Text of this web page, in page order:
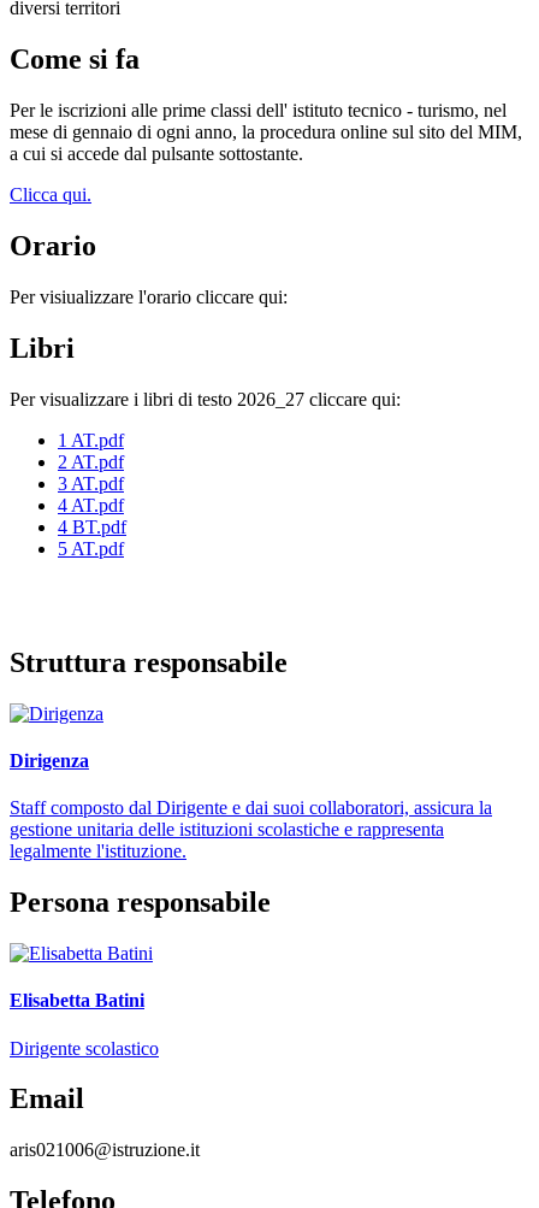
diversi territori
Come si fa
Per le iscrizioni alle prime classi dell' istituto tecnico - turismo, nel
mese di gennaio di ogni anno, la procedura online sul sito del MIM,
a cui si accede dal pulsante sottostante.
Clicca qui.
Orario
Per visiualizzare l'orario cliccare qui:
Libri
Per visualizzare i libri di testo 2026_27 cliccare qui:
1 AT.pdf
2 AT.pdf
3 AT.pdf
4 AT.pdf
4 BT.pdf
5 AT.pdf
Struttura responsabile
Dirigenza
Staff composto dal Dirigente e dai suoi collaboratori, assicura la
gestione unitaria delle istituzioni scolastiche e rappresenta
legalmente l'istituzione.
Persona responsabile
Elisabetta Batini
Dirigente scolastico
Email
aris021006@istruzione.it
Telefono